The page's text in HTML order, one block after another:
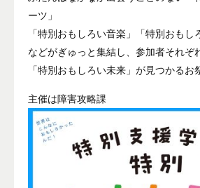
ーツ」
「特別おもしろい音楽」「特別おもし
などがぎゅっと集結し、参加者それぞ
「特別おもしろい未来」が見つかるお
主催は障害攻略課